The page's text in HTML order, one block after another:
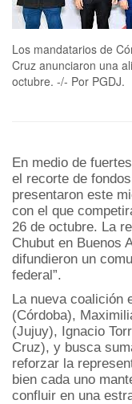
Los mandatarios de
Cruz anunciaron una
octubre. -/- Por PGDJ.
En medio de
el recorte de
presentaron este
con el que
26 de octubre. La
Chubut en Buenos
difundieron un
federal”.
La nueva coalición
(Córdoba),
(Jujuy), Ignacio
Cruz), y busca
reforzar la
bien cada uno
confluir en una